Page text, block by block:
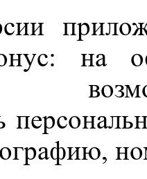
на